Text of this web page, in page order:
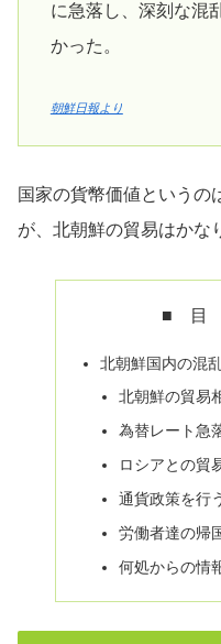
に急落し、深刻な混
かった。
朝鮮日報より
国家の貨幣価値というの
が、北朝鮮の貿易はかな
■ 目
北朝鮮国内の混
北朝鮮の貿易
為替レート急
ロシアとの貿
通貨政策を行
労働者達の帰
何処からの情